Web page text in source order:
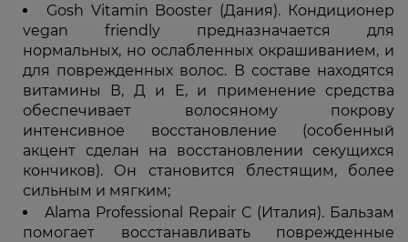
Gosh Vitamin Booster (Дания). Кондиционер
vegan friendly предназначается для
нормальных, но ослабленных окрашиванием, и
для поврежденных волос. В составе находятся
витамины В, Д и Е, и применение средства
обеспечивает волосяному покрову
интенсивное восстановление (особенный
акцент сделан на восстановлении секущихся
кончиков). Он становится блестящим, более
сильным и мягким;
Alama Professional Repair С (Италия). Бальзам
помогает восстанавливать поврежденные